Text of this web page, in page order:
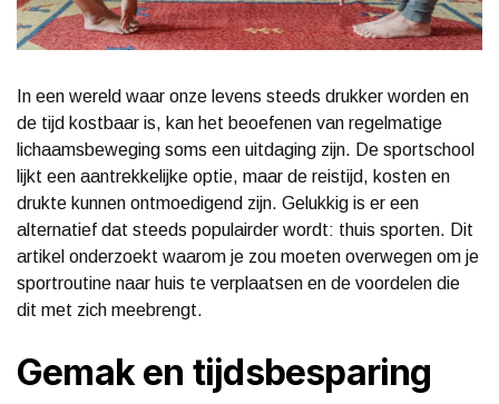
In een wereld waar onze levens steeds drukker worden en
de tijd kostbaar is, kan het beoefenen van regelmatige
lichaamsbeweging soms een uitdaging zijn. De sportschool
lijkt een aantrekkelijke optie, maar de reistijd, kosten en
drukte kunnen ontmoedigend zijn. Gelukkig is er een
alternatief dat steeds populairder wordt: thuis sporten. Dit
artikel onderzoekt waarom je zou moeten overwegen om je
sportroutine naar huis te verplaatsen en de voordelen die
dit met zich meebrengt.
Gemak en tijdsbesparing